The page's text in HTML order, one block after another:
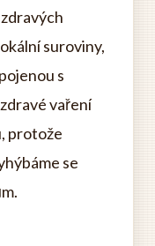
suroviny,
s
vaření
protože
se